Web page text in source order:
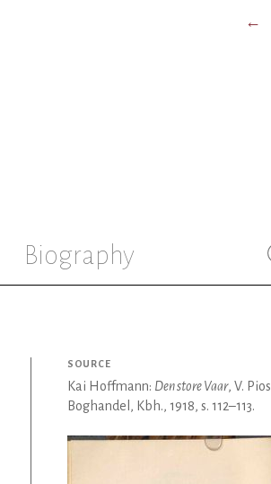
←
Biography
SOURCE
Kai Hoffmann: Den store Vaar, V. Pios
Boghandel, Kbh., 1918, s. 112–113.